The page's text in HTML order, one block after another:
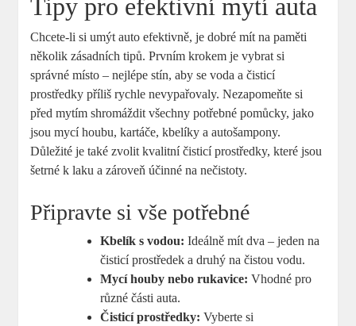
Tipy pro efektivní mytí auta
Chcete-li si umýt auto efektivně, je dobré mít na paměti
několik zásadních tipů. Prvním krokem je vybrat si
správné místo – nejlépe stín, aby se voda a čisticí
prostředky příliš rychle nevypařovaly. Nezapomeňte si
před mytím shromáždit všechny potřebné pomůcky, jako
jsou mycí houbu, kartáče, kbelíky a autošampony.
Důležité je také zvolit kvalitní čisticí prostředky, které jsou
šetrné k laku a zároveň účinné na nečistoty.
Připravte si vše potřebné
Kbelík s vodou: Ideálně mít dva – jeden na
čisticí prostředek a druhý na čistou vodu.
Mycí houby nebo rukavice: Vhodné pro
různé části auta.
Čisticí prostředky: Vyberte si